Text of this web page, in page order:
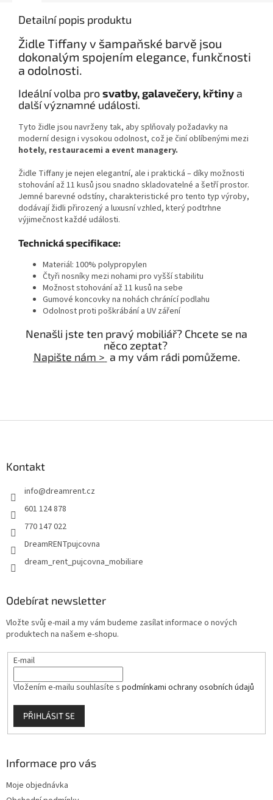
Detailní popis produktu
Židle Tiffany v šampaňské barvě jsou
dokonalým spojením elegance, funkčnosti
a odolnosti.
Ideální volba prosvatby, galavečery, křtiny a
další významné události.
Tyto židle jsou navrženy tak, aby splňovaly požadavky na
moderní design i vysokou odolnost, což je činí oblíbenými mezi
hotely, restauracemi a event managery.
Židle Tiffany je nejen elegantní, ale i praktická – díky možnosti
stohování až 11 kusů jsou snadno skladovatelné a šetří prostor.
Jemné barevné odstíny, charakteristické pro tento typ výroby,
dodávají židli přirozený a luxusní vzhled, který podtrhne
výjimečnost každé události.
Technická specifikace:
Materiál: 100% polypropylen
Čtyři nosníky mezi nohami pro vyšší stabilitu
Možnost stohování až 11 kusů na sebe
Gumové koncovky na nohách chránící podlahu
Odolnost proti poškrábání a UV záření
Nenašli jste ten pravý mobiliář? Chcete se na
něco zeptat?
Napište nám > a my vám rádi pomůžeme.
Kontakt
info@dreamrent.cz
601 124 878
770 147 022
DreamRENTpujcovna
dream_rent_pujcovna_mobiliare
Odebírat newsletter
Vložte svůj e-mail a my vám budeme zasílat informace o nových
produktech na našem e-shopu.
E-mail
Vložením e-mailu souhlasíte s podmínkami ochrany osobních údajů
PŘIHLÁSIT SE
Informace pro vás
Moje objednávka